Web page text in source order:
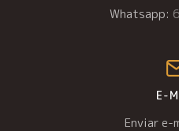
Whatsapp:
E-
Enviar e-